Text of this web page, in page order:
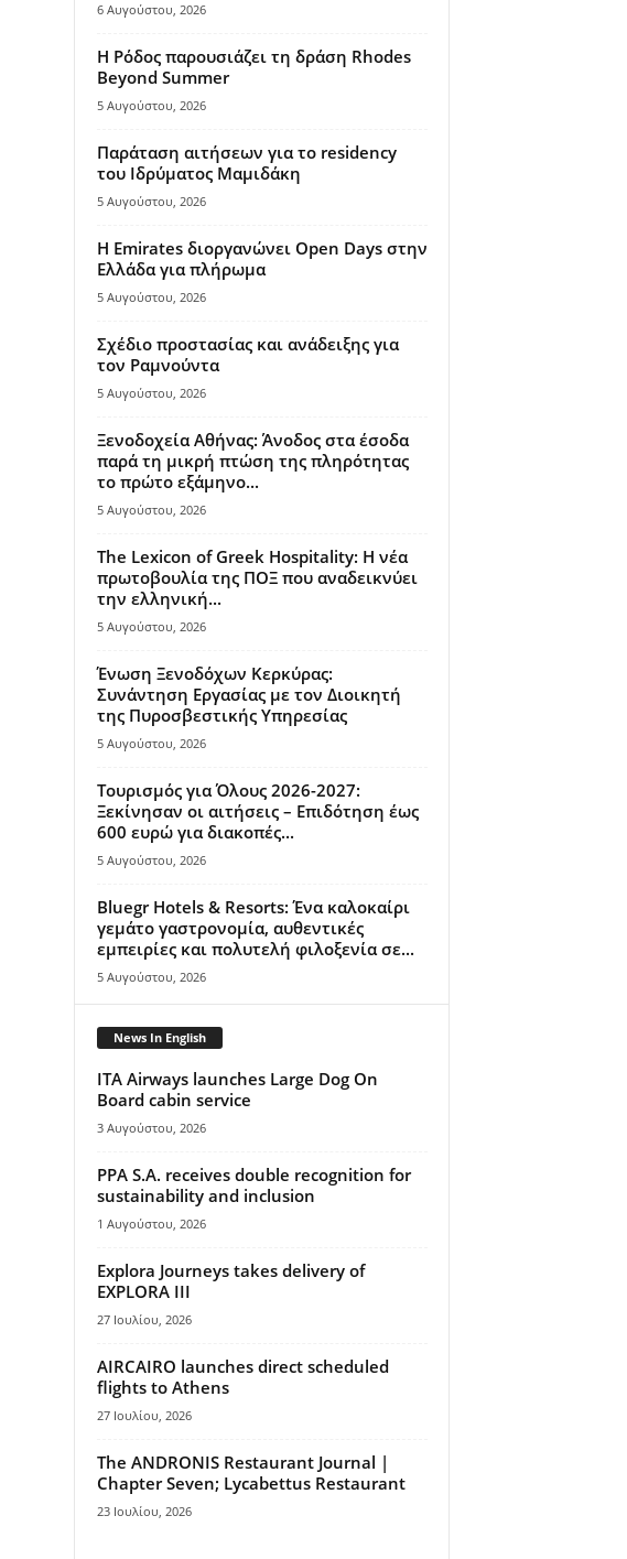
6 Αυγούστου, 2026
Η Ρόδος παρουσιάζει τη δράση Rhodes
Beyond Summer
5 Αυγούστου, 2026
Παράταση αιτήσεων για το residency
του Ιδρύματος Μαμιδάκη
5 Αυγούστου, 2026
Η Emirates διοργανώνει Open Days στην
Ελλάδα για πλήρωμα
5 Αυγούστου, 2026
Σχέδιο προστασίας και ανάδειξης για
τον Ραμνούντα
5 Αυγούστου, 2026
Ξενοδοχεία Αθήνας: Άνοδος στα έσοδα
παρά τη μικρή πτώση της πληρότητας
το πρώτο εξάμηνο...
5 Αυγούστου, 2026
The Lexicon of Greek Hospitality: Η νέα
πρωτοβουλία της ΠΟΞ που αναδεικνύει
την ελληνική...
5 Αυγούστου, 2026
Ένωση Ξενοδόχων Κερκύρας:
Συνάντηση Εργασίας με τον Διοικητή
της Πυροσβεστικής Υπηρεσίας
5 Αυγούστου, 2026
Τουρισμός για Όλους 2026-2027:
Ξεκίνησαν οι αιτήσεις – Επιδότηση έως
600 ευρώ για διακοπές...
5 Αυγούστου, 2026
Bluegr Hotels & Resorts: Ένα καλοκαίρι
γεμάτο γαστρονομία, αυθεντικές
εμπειρίες και πολυτελή φιλοξενία σε...
5 Αυγούστου, 2026
News In English
ITA Airways launches Large Dog On
Board cabin service
3 Αυγούστου, 2026
PPA S.A. receives double recognition for
sustainability and inclusion
1 Αυγούστου, 2026
Explora Journeys takes delivery of
EXPLORA III
27 Ιουλίου, 2026
AIRCAIRO launches direct scheduled
flights to Athens
27 Ιουλίου, 2026
The ANDRONIS Restaurant Journal |
Chapter Seven; Lycabettus Restaurant
23 Ιουλίου, 2026